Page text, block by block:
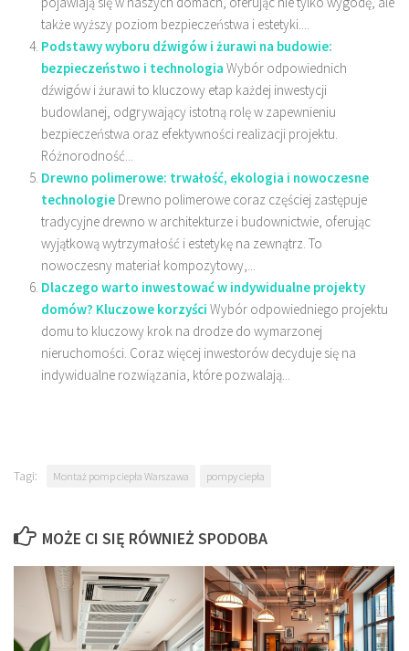
także wyższy poziom bezpieczeństwa i estetyki....
Podstawy wyboru dźwigów i żurawi na budowie:
bezpieczeństwo i technologia Wybór odpowiednich
dźwigów i żurawi to kluczowy etap każdej inwestycji
budowlanej, odgrywający istotną rolę w zapewnieniu
bezpieczeństwa oraz efektywności realizacji projektu.
Różnorodność...
Drewno polimerowe: trwałość, ekologia i nowoczesne
technologie Drewno polimerowe coraz częściej zastępuje
tradycyjne drewno w architekturze i budownictwie, oferując
wyjątkową wytrzymałość i estetykę na zewnątrz. To
nowoczesny materiał kompozytowy,...
Dlaczego warto inwestować w indywidualne projekty
domów? Kluczowe korzyści Wybór odpowiedniego projektu
domu to kluczowy krok na drodze do wymarzonej
nieruchomości. Coraz więcej inwestorów decyduje się na
indywidualne rozwiązania, które pozwalają...
Tagi: Montaż pomp ciepła Warszawa pompy ciepła
MOŻE CI SIĘ RÓWNIEŻ SPODOBA